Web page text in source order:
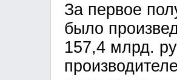
За первое
было
157,4 млрд.